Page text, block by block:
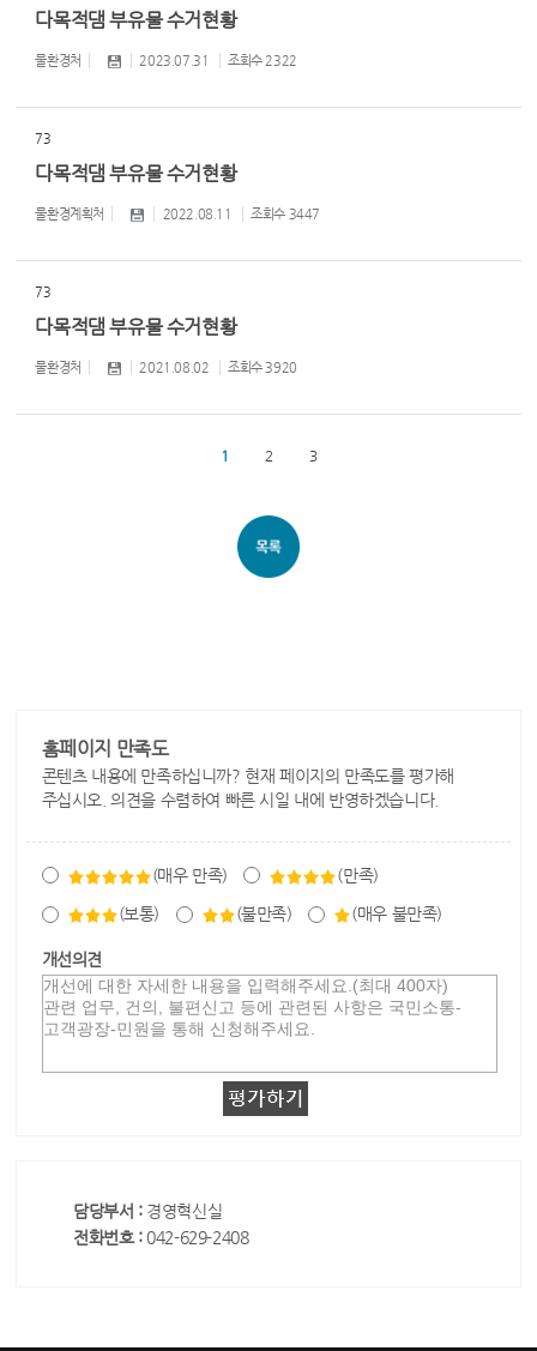
다목적댐 부유물 수거현황
물환경처 2023.07.31 조회수 2322
73
다목적댐 부유물 수거현황
물환경계획처 2022.08.11 조회수 3447
73
다목적댐 부유물 수거현황
물환경처 2021.08.02 조회수 3920
1 2 3
홈페이지 만족도
콘텐츠 내용에 만족하십니까? 현재 페이지의 만족도를 평가해
주십시오. 의견을 수렴하여 빠른 시일 내에 반영하겠습니다.
(매우 만족) (만족)
(보통) (불만족) (매우 불만족)
개선의견
담당부서 : 경영혁신실
전화번호 : 042-629-2408